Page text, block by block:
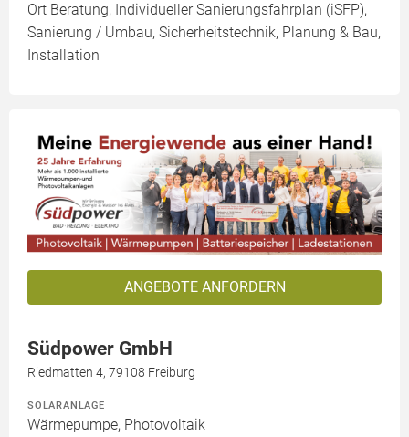
Ort Beratung, Individueller Sanierungsfahrplan (iSFP),
Sanierung / Umbau, Sicherheitstechnik, Planung & Bau,
Installation
ANGEBOTE ANFORDERN
Südpower GmbH
Riedmatten 4, 79108 Freiburg
SOLARANLAGE
Wärmepumpe, Photovoltaik